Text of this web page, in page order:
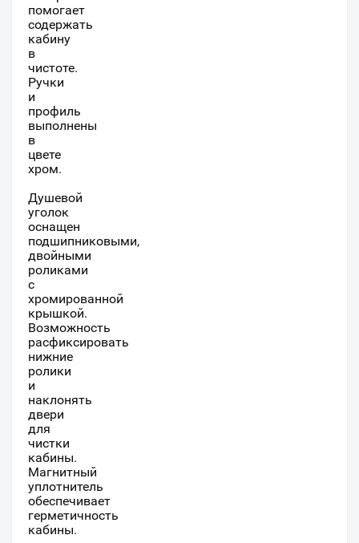
помогает
содержать
кабину
в
чистоте.
Ручки
и
профиль
выполнены
в
цвете
хром.
Душевой
уголок
оснащен
подшипниковыми,
двойными
роликами
с
хромированной
крышкой.
Возможность
расфиксировать
нижние
ролики
и
наклонять
двери
для
чистки
кабины.
Магнитный
уплотнитель
обеспечивает
герметичность
кабины.